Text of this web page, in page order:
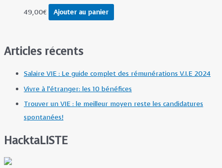
49,00€ Ajouter au panier
Articles récents
Salaire VIE : Le guide complet des rémunérations V.I.E 2024
Vivre à l’étranger: les 10 bénéfices
Trouver un VIE : le meilleur moyen reste les candidatures
spontanées!
HacktaLISTE